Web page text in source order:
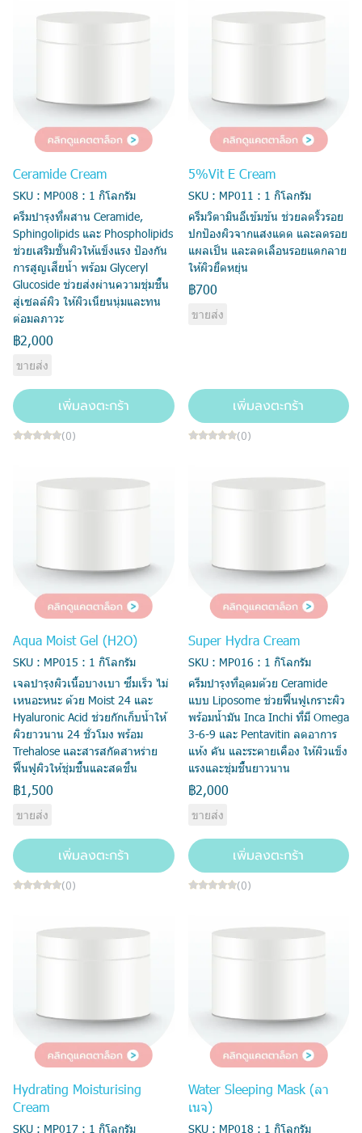
Ceramide Cream
SKU : MP008 : 1 กิโลกรัม
ครีมบำรุงที่ผสาน Ceramide,
Sphingolipids และ Phospholipids
ช่วยเสริมชั้นผิวให้แข็งแรง ป้องกัน
การสูญเสียน้ำ พร้อม Glyceryl
Glucoside ช่วยส่งผ่านความชุ่มชื้น
สู่เซลล์ผิว ให้ผิวเนียนนุ่มและทน
ต่อมลภาวะ
฿2,000
ขายส่ง
เพิ่มลงตะกร้า
(0)
5%Vit E Cream
SKU : MP011 : 1 กิโลกรัม
ครีมวิตามินอีเข้มข้น ช่วยลดริ้วรอย
ปกป้องผิวจากแสงแดด และลดรอย
แผลเป็น และลดเลือนรอยแตกลาย
ให้ผิวยืดหยุ่น
฿700
ขายส่ง
เพิ่มลงตะกร้า
(0)
Aqua Moist Gel (H2O)
SKU : MP015 : 1 กิโลกรัม
เจลบำรุงผิวเนื้อบางเบา ซึมเร็ว ไม่
เหนอะหนะ ด้วย Moist 24 และ
Hyaluronic Acid ช่วยกักเก็บน้ำให้
ผิวยาวนาน 24 ชั่วโมง พร้อม
Trehalose และสารสกัดสาหร่าย
ฟื้นฟูผิวให้ชุ่มชื้นและสดชื่น
฿1,500
ขายส่ง
เพิ่มลงตะกร้า
(0)
Super Hydra Cream
SKU : MP016 : 1 กิโลกรัม
ครีมบำรุงที่อุดมด้วย Ceramide
แบบ Liposome ช่วยฟื้นฟูเกราะผิว
พร้อมน้ำมัน Inca Inchi ที่มี Omega
3-6-9 และ Pentavitin ลดอาการ
แห้ง คัน และระคายเคือง ให้ผิวแข็ง
แรงและชุ่มชื้นยาวนาน
฿2,000
ขายส่ง
เพิ่มลงตะกร้า
(0)
Hydrating Moisturising
Cream
SKU : MP017 : 1 กิโลกรัม
Water Sleeping Mask (ลา
เนจ)
SKU : MP018 : 1 กิโลกรัม